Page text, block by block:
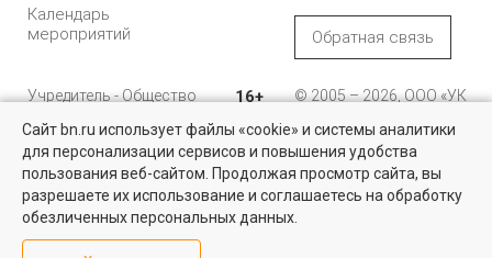
Найти квартиру - это просто!
Выбирайте среди 14 тысяч проверенных вариантов на вторичом
рынке жилья на портале BN.ru
Календарь
мероприятий
Обратная связь
Учредитель - Общество
ответственностью
"Управляющая
компания "Бюллетень
недвижимости"
16+
© 2005 – 2026, ООО «УК
196105, Санкт-
Петербург, пр. Юрия
Гагарина, 1
8 (812) 331-93-56
Сайт bn.ru использует файлы «cookie» и системы аналитики
для персонализации сервисов и повышения удобства
пользования веб-сайтом. Продолжая просмотр сайта, вы
разрешаете их использование и соглашаетесь на обработку
обезличенных персональных данных.